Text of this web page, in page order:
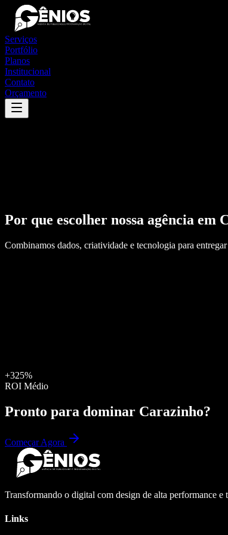
Serviços
Portfólio
Planos
Institucional
Contato
Orçamento
Por que escolher nossa agência em
Combinamos dados, criatividade e tecnologia para entregar
+325%
ROI Médio
Pronto para dominar Carazinho?
Começar Agora
Transformando o digital com design de alta performance e
Links